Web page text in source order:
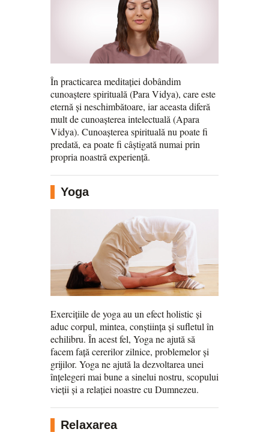
În practicarea meditației dobândim
cunoaștere spirituală (Para Vidya), care este
eternă și neschimbătoare, iar aceasta diferă
mult de cunoașterea intelectuală (Apara
Vidya). Cunoașterea spirituală nu poate fi
predată, ea poate fi câștigată numai prin
propria noastră experiență.
Yoga
Exercițiile de yoga au un efect holistic și
aduc corpul, mintea, conștiința și sufletul în
echilibru. În acest fel, Yoga ne ajută să
facem față cererilor zilnice, problemelor și
grijilor. Yoga ne ajută la dezvoltarea unei
înțelegeri mai bune a sinelui nostru, scopului
vieții și a relației noastre cu Dumnezeu.
Relaxarea